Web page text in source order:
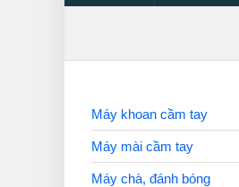
Máy khoan cầm tay
Máy mài cầm tay
Máy chà, đánh bóng